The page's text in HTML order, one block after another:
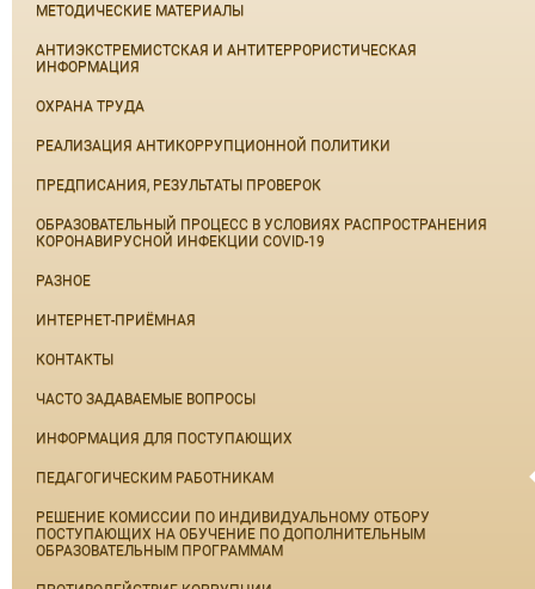
МЕТОДИЧЕСКИЕ МАТЕРИАЛЫ
АНТИЭКСТРЕМИСТСКАЯ И АНТИТЕРРОРИСТИЧЕСКАЯ
ИНФОРМАЦИЯ
ОХРАНА ТРУДА
РЕАЛИЗАЦИЯ АНТИКОРРУПЦИОННОЙ ПОЛИТИКИ
ПРЕДПИСАНИЯ, РЕЗУЛЬТАТЫ ПРОВЕРОК
ОБРАЗОВАТЕЛЬНЫЙ ПРОЦЕСС В УСЛОВИЯХ РАСПРОСТРАНЕНИЯ
КОРОНАВИРУСНОЙ ИНФЕКЦИИ COVID-19
РАЗНОЕ
ИНТЕРНЕТ-ПРИЁМНАЯ
КОНТАКТЫ
ЧАСТО ЗАДАВАЕМЫЕ ВОПРОСЫ
ИНФОРМАЦИЯ ДЛЯ ПОСТУПАЮЩИХ
ПЕДАГОГИЧЕСКИМ РАБОТНИКАМ
РЕШЕНИЕ КОМИССИИ ПО ИНДИВИДУАЛЬНОМУ ОТБОРУ
ПОСТУПАЮЩИХ НА ОБУЧЕНИЕ ПО ДОПОЛНИТЕЛЬНЫМ
ОБРАЗОВАТЕЛЬНЫМ ПРОГРАММАМ